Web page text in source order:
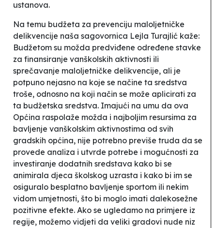
ustanova.
Na temu budžeta za prevenciju maloljetničke
delikvencije naša sagovornica Lejla Turajlić kaže:
Budžetom su možda predviđene određene stavke
za finansiranje vanškolskih aktivnosti ili
sprečavanje maloljetničke delikvencije, ali je
potpuno nejasno na koje se načine ta sredstva
troše, odnosno na koji način se može aplicirati za
ta budžetska sredstva. Imajući na umu da ova
Općina raspolaže možda i najboljim resursima za
bavljenje vanškolskim aktivnostima od svih
gradskih općina, nije potrebno previše truda da se
provede analiza i utvrde potrebe i mogućnosti za
investiranje dodatnih sredstava kako bi se
animirala djeca školskog uzrasta i kako bi im se
osiguralo besplatno bavljenje sportom ili nekim
vidom umjetnosti, što bi moglo imati dalekosežne
pozitivne efekte. Ako se ugledamo na primjere iz
regije, možemo vidjeti da veliki gradovi nude niz